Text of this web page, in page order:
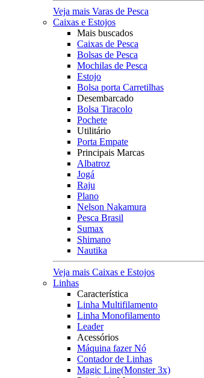
Veja mais Varas de Pesca
Caixas e Estojos
Mais buscados
Caixas de Pesca
Bolsas de Pesca
Mochilas de Pesca
Estojo
Bolsa porta Carretilhas
Desembarcado
Bolsa Tiracolo
Pochete
Utilitário
Porta Empate
Principais Marcas
Albatroz
Jogá
Raju
Plano
Nelson Nakamura
Pesca Brasil
Sumax
Shimano
Nautika
Veja mais Caixas e Estojos
Linhas
Característica
Linha Multifilamento
Linha Monofilamento
Leader
Acessórios
Máquina fazer Nó
Contador de Linhas
Magic Line(Monster 3x)